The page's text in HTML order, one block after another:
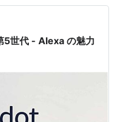
』かけて」というと、
似た楽曲をシャッフル
5世代 - Alexa の魅力